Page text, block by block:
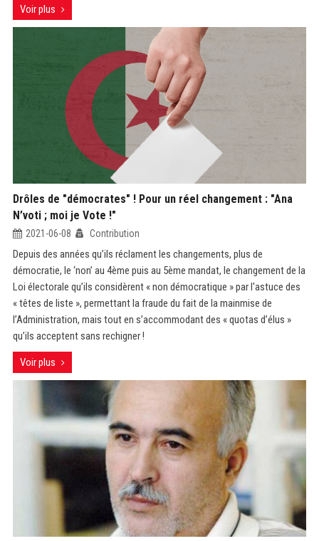
Voir plus
Drôles de "démocrates" ! Pour un réel changement : "Ana
N’voti ; moi je Vote !"
2021-06-08 Contribution
Depuis des années qu’ils réclament les changements, plus de
démocratie, le ‘non’ au 4ème puis au 5ème mandat, le changement de la
Loi électorale qu’ils considèrent « non démocratique » par l'astuce des
« têtes de liste », permettant la fraude du fait de la mainmise de
l’Administration, mais tout en s’accommodant des « quotas d’élus »
qu’ils acceptent sans rechigner !
Voir plus